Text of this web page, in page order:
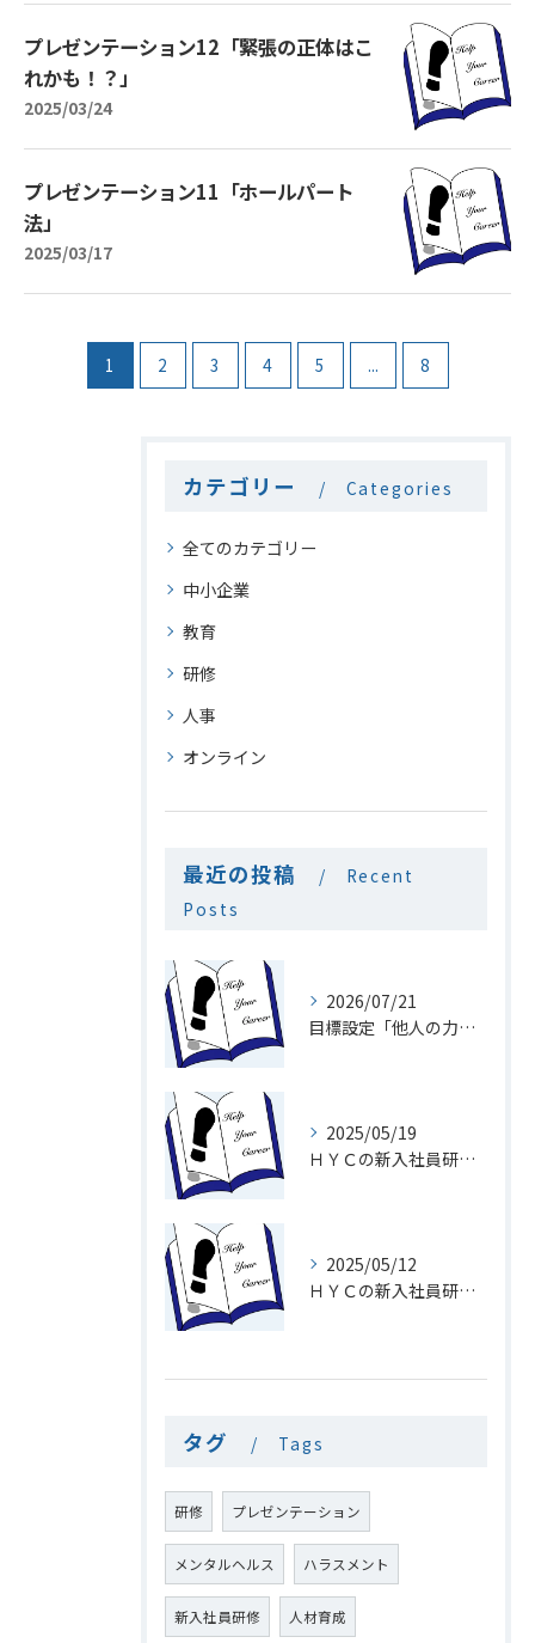
プレゼンテーション12「緊張の正体はこ
れかも！？」
2025/03/24
プレゼンテーション11「ホールパート
法」
2025/03/17
1 2 3 4 5 ... 8
カテゴリー Categories
全てのカテゴリー
中小企業
教育
研修
人事
オンライン
最近の投稿
Recent
Posts
2026/07/21
目標設定「他人の力を利用」
2025/05/19
ＨＹＣの新入社員研修１９「メール」
2025/05/12
ＨＹＣの新入社員研修１8「電話を速くとる意味」
タグ Tags
研修 プレゼンテーション
メンタルヘルス ハラスメント
新入社員研修 人材育成